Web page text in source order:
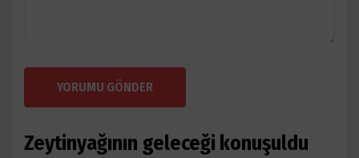
YORUMU GÖNDER
Zeytinyağının geleceği konuşuldu